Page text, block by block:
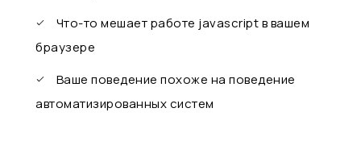
Что-то мешает работе javascript в вашем
браузере
Ваше поведение похоже на поведение
автоматизированных систем